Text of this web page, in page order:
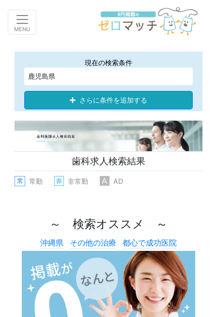
Toggle navigation
MENU
現在の検索条件
鹿児島県
さらに条件を追加する
歯科求人検索結果
常勤 非常勤 AD
～ 検索オススメ ～
沖縄県 その他の治療 都心で成功医院